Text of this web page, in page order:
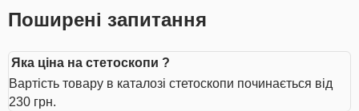
Поширені запитання
Яка ціна на стетоскопи ?
Вартість товару в каталозі стетоскопи починається від
230 грн.